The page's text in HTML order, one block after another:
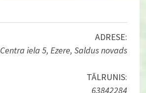
ADRESE:
Centra iela 5, Ezere, Saldus novads
TĀLRUNIS:
63842284